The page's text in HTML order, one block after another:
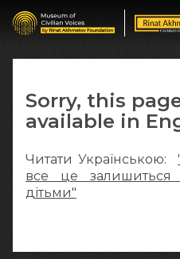
Sorry, this
available in
Читати Українською:
все це
дітьми"